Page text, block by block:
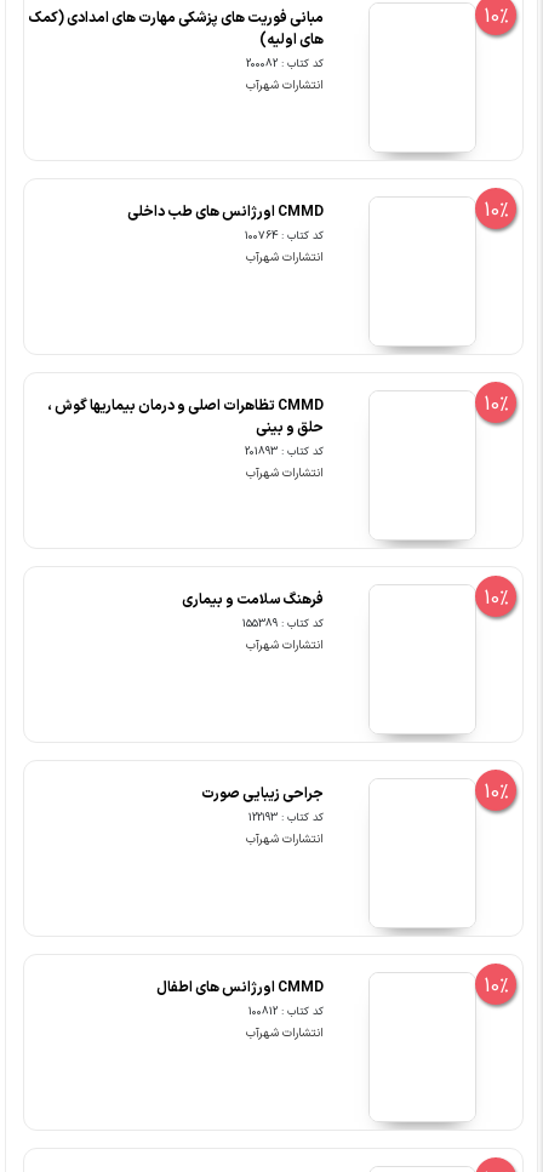
10%
مبانی فوریت های پزشکی مهارت های امدادی (کمک
های اولیه)
کد کتاب : 200082
انتشارات شهرآب
10% CMMD اورژانس های طب داخلی
کد کتاب : 100764
انتشارات شهرآب
10%
CMMD تظاهرات اصلی و درمان بیماریها گوش ،
حلق و بینی
کد کتاب : 201893
انتشارات شهرآب
10% فرهنگ سلامت و بیماری
کد کتاب : 155389
انتشارات شهرآب
10% جراحی زیبایی صورت
کد کتاب : 122193
انتشارات شهرآب
10% CMMD اورژانس های اطفال
کد کتاب : 100812
انتشارات شهرآب